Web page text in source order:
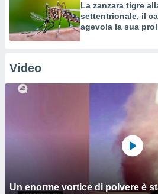
La zanzara tigre
settentrionale, il
agevola la sua
Video
Un enorme vortice di polvere è